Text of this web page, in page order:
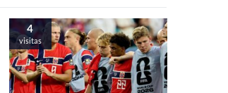
4
visitas